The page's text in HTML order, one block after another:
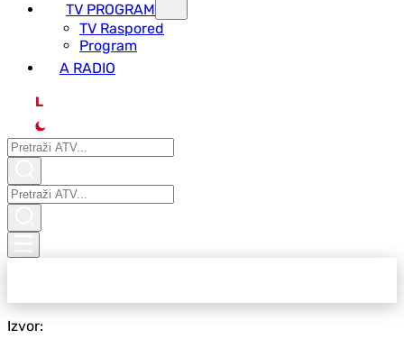
TV PROGRAM
ТV Raspored
Program
A RADIO
L
Izvor: